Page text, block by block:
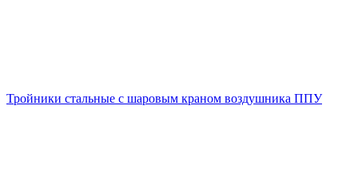
Тройники стальные с шаровым краном воздушника ППУ